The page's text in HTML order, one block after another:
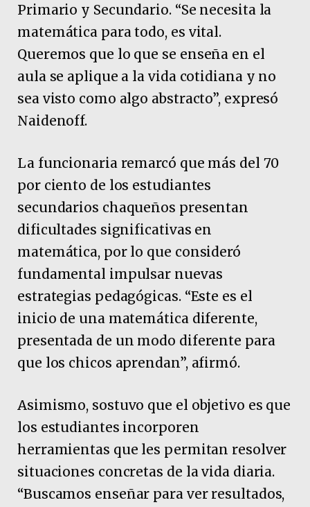
Primario y Secundario. “Se necesita la
matemática para todo, es vital.
Queremos que lo que se enseña en el
aula se aplique a la vida cotidiana y no
sea visto como algo abstracto”, expresó
Naidenoff.
La funcionaria remarcó que más del 70
por ciento de los estudiantes
secundarios chaqueños presentan
dificultades significativas en
matemática, por lo que consideró
fundamental impulsar nuevas
estrategias pedagógicas. “Este es el
inicio de una matemática diferente,
presentada de un modo diferente para
que los chicos aprendan”, afirmó.
Asimismo, sostuvo que el objetivo es que
los estudiantes incorporen
herramientas que les permitan resolver
situaciones concretas de la vida diaria.
“Buscamos enseñar para ver resultados,